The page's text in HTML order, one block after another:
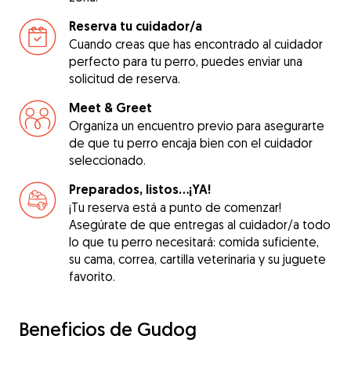
Reserva tu cuidador/a
Cuando creas que has encontrado al cuidador
perfecto para tu perro, puedes enviar una
solicitud de reserva.
Meet & Greet
Organiza un encuentro previo para asegurarte
de que tu perro encaja bien con el cuidador
seleccionado.
Preparados, listos...¡YA!
¡Tu reserva está a punto de comenzar!
Asegúrate de que entregas al cuidador/a todo
lo que tu perro necesitará: comida suficiente,
su cama, correa, cartilla veterinaria y su juguete
favorito.
Beneficios de Gudog